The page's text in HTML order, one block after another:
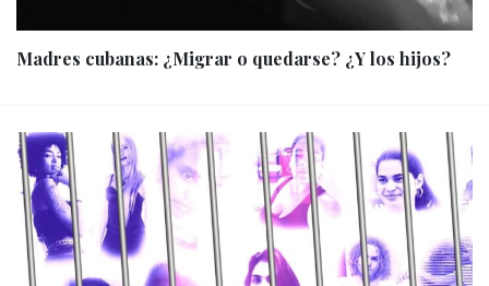
Madres cubanas: ¿Migrar o quedarse? ¿Y los hijos?